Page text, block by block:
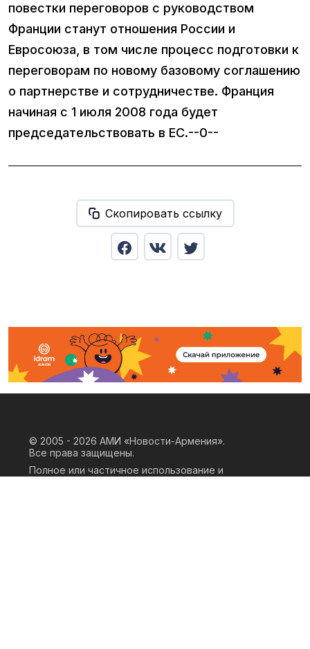
повестки переговоров с руководством
Франции станут отношения России и
Евросоюза, в том числе процесс подготовки к
переговорам по новому базовому соглашению
о партнерстве и сотрудничестве. Франция
начиная с 1 июля 2008 года будет
председательствовать в ЕС.--0--
Скопировать ссылку
© 2005 - 2026 АМИ «Новости-Армения».
Все права защищены.
Полное или частичное использование и